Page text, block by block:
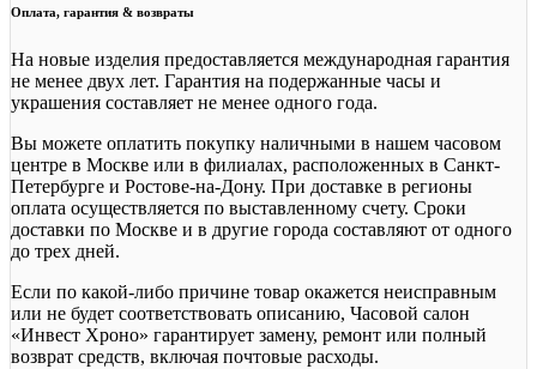
Оплата, гарантия & возвраты
На новые изделия предоставляется международная гарантия
не менее двух лет. Гарантия на подержанные часы и
украшения составляет не менее одного года.
Вы можете оплатить покупку наличными в нашем часовом
центре в Москве или в филиалах, расположенных в Санкт-
Петербурге и Ростове-на-Дону. При доставке в регионы
оплата осуществляется по выставленному счету. Сроки
доставки по Москве и в другие города составляют от одного
до трех дней.
Если по какой-либо причине товар окажется неисправным
или не будет соответствовать описанию, Часовой салон
«Инвест Хроно» гарантирует замену, ремонт или полный
возврат средств, включая почтовые расходы.